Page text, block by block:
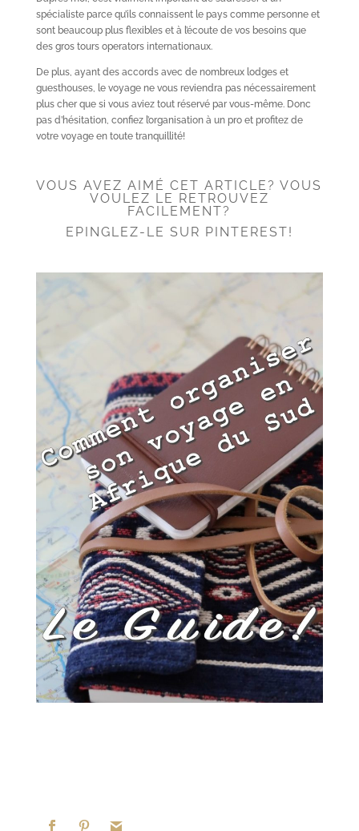
spécialiste parce qu’ils connaissent le pays comme personne et
sont beaucoup plus flexibles et à l’écoute de vos besoins que
des gros tours operators internationaux.
De plus, ayant des accords avec de nombreux lodges et
guesthouses, le voyage ne vous reviendra pas nécessairement
plus cher que si vous aviez tout réservé par vous-même. Donc
pas d’hésitation, confiez l’organisation à un pro et profitez de
votre voyage en toute tranquillité!
VOUS AVEZ AIMÉ CET ARTICLE? VOUS
VOULEZ LE RETROUVEZ
FACILEMENT?
EPINGLEZ-LE SUR PINTEREST!